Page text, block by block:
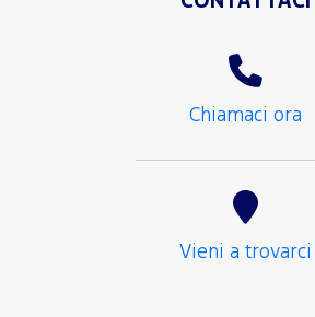
Chiamaci ora
Vieni a trovarci